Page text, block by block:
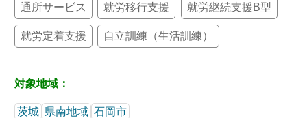
通所サービス 就労移行支援 就労継続支援B型
就労定着支援 自立訓練（生活訓練）
対象地域：
茨城 県南地域 石岡市